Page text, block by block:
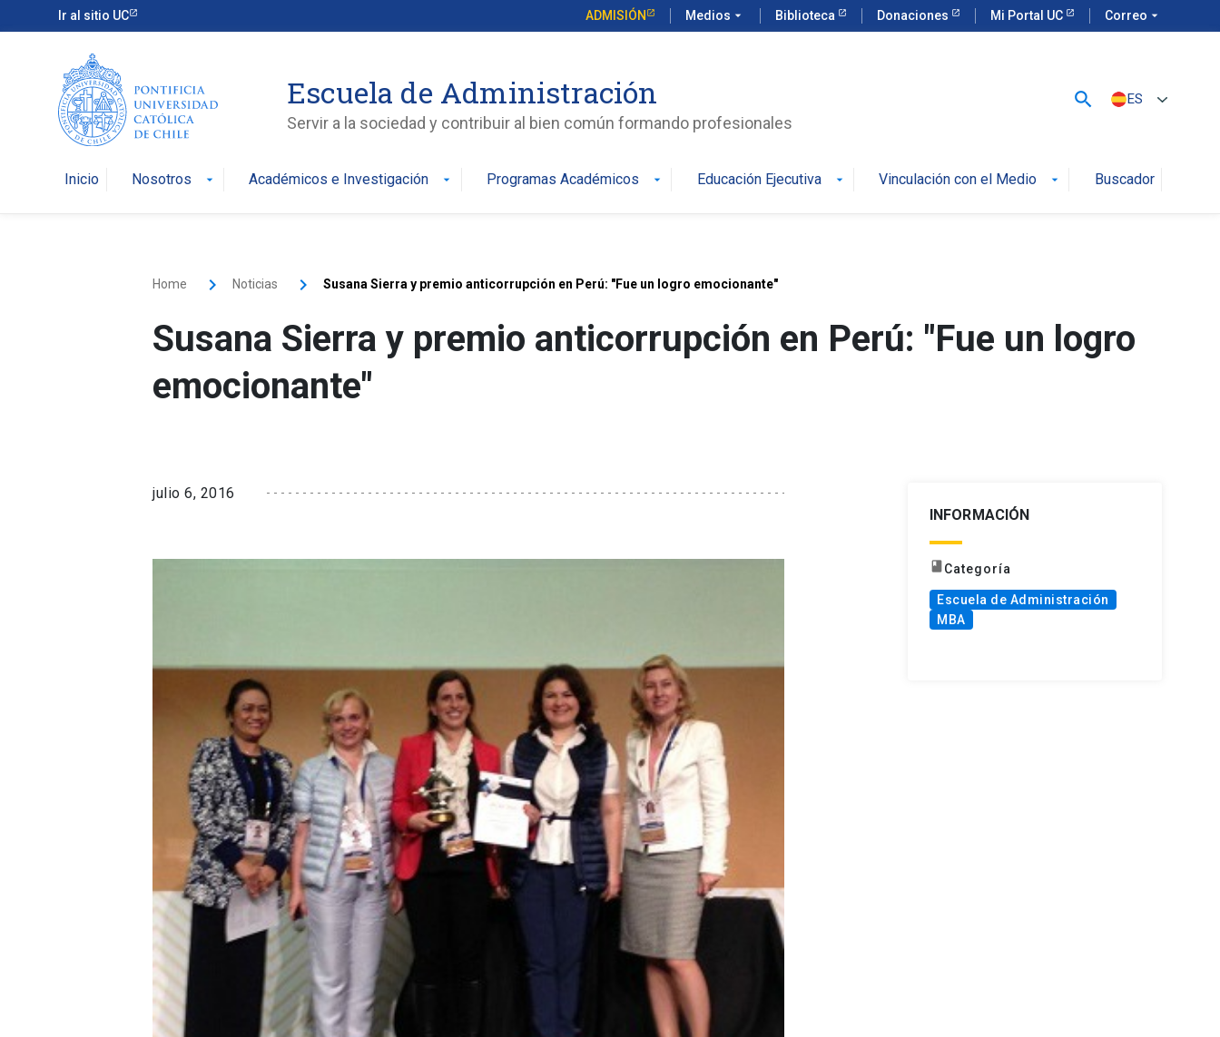
Ir al sitio UC ADMISIÓN Medios arrow_drop_down Biblioteca Donaciones Mi Portal UC Correo arrow_drop_down
Escuela de Administración
Servir a la sociedad y contribuir al bien común formando profesionales
search ES
Inicio Nosotros arrow_drop_down Académicos e Investigación arrow_drop_down Programas Académicos arrow_drop_down Educación Ejecutiva arrow_drop_down Vinculación con el Medio arrow_drop_down Buscador
Home Noticias Susana Sierra y premio anticorrupción en Perú: "Fue un logro emocionante"
Susana Sierra y premio anticorrupción en Perú: "Fue un logro
emocionante"
julio 6, 2016
INFORMACIÓN
bookCategoría
Escuela de Administración
MBA